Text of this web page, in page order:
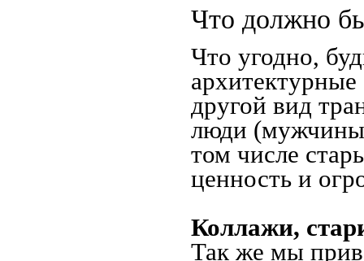
Что должно
Что угодно,
другой вид
люди
том числе
ценность и
Коллажи,
Так же мы